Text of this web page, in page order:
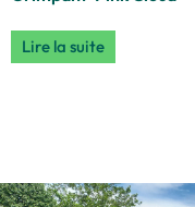
Lire la suite